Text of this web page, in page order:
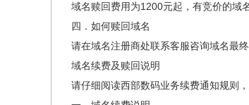
域名赎回费用为1200元起，有竞价的域
四．如何赎回域名
请在域名注册商处联系客服咨询域名最
域名续费及赎回说明
请仔细阅读西部数码业务续费通知规则